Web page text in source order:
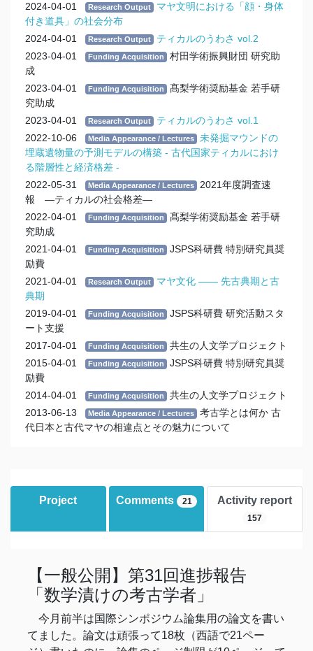
2024-04-01
Research Output
マヤ文明における「顔・身体
付き道具」の社会分布
2024-04-01
Research Output
ティカルのうわさ vol.2
2023-04-01
Funding Acquisition
村田学術振興財団 研究助
成
2023-04-01
Funding Acquisition
髙梨学術奨励基金 若手研
究助成
2023-04-01
Research Output
ティカルのうわさ vol.1
2022-10-06
Media Appearance / Lectures
未発掘マウンドの
埋蔵遺物量の予測モデルの構築 - 古代国家ティカルにおけ
る階層性と経済格差 -
2022-05-31
Media Appearance / Lectures
2021年度調査速
報 —ティカルの社会格差—
2022-04-01
Funding Acquisition
髙梨学術奨励基金 若手研
究助成
2021-04-01
Funding Acquisition
JSPS科研費 特別研究員奨
励費
2021-04-01
Research Output
マヤ文化 ―― 先古典期と古
典期
2019-04-01
Funding Acquisition
JSPS科研費 研究活動スタ
ート支援
2017-04-01
Funding Acquisition
共生の人文学プロジェクト
2015-04-01
Funding Acquisition
JSPS科研費 特別研究員奨
励費
2014-04-01
Funding Acquisition
共生の人文学プロジェクト
2013-06-13
Media Appearance / Lectures
考古学とは何か 古
代日本と古代マヤの相違点とその魅力について
Project Comments 21 Activity report
157
【一般公開】第31回進捗報告
「数学漬けの考古学者」
今月前半は国際シンポジウム論集用の論文を書い
てました。論文は頑張って18枚（西語で21ペー